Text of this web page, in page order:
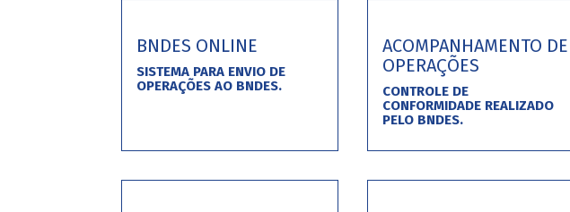
BNDES ONLINE
SISTEMA PARA ENVIO DE
OPERAÇÕES AO BNDES.
ACOMPANHAMENTO DE
OPERAÇÕES
CONTROLE DE
CONFORMIDADE REALIZADO
PELO BNDES.